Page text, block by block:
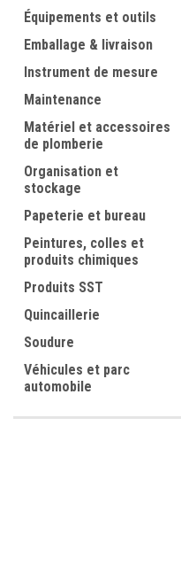
Équipements et outils
Emballage & livraison
Instrument de mesure
Maintenance
Matériel et accessoires
de plomberie
Organisation et
stockage
Papeterie et bureau
Peintures, colles et
produits chimiques
Produits SST
Quincaillerie
Soudure
Véhicules et parc
automobile